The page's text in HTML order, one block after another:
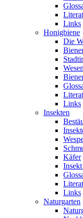
Links
Honigbiene
Die
Links
Insekten
Käfer
Insekt
Links
Naturgarten